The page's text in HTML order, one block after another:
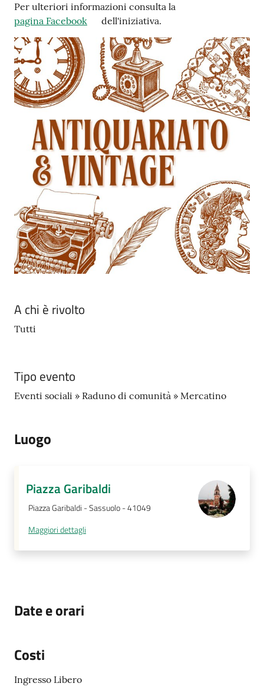
o
l
o
Tutti
gli
argomenti...
Seguici
Per ulteriori informazioni consulta la
pagina Facebook
dell'iniziativa.
A chi è rivolto
Tutti
Tipo evento
Eventi sociali » Raduno di comunità » Mercatino
Luogo
Piazza Garibaldi
Piazza Garibaldi - Sassuolo - 41049
Maggiori dettagli
Date e orari
Costi
Ingresso Libero